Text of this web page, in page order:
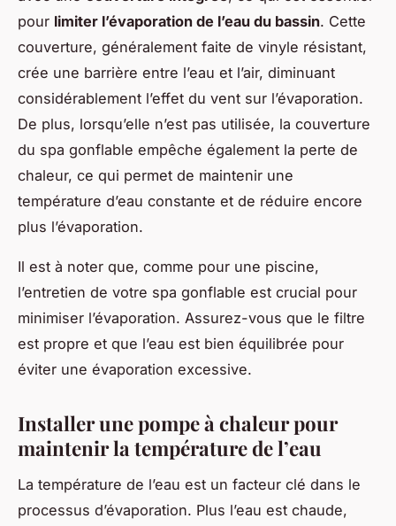
pour limiter l’évaporation de l’eau du bassin. Cette
couverture, généralement faite de vinyle résistant,
crée une barrière entre l’eau et l’air, diminuant
considérablement l’effet du vent sur l’évaporation.
De plus, lorsqu’elle n’est pas utilisée, la couverture
du spa gonflable empêche également la perte de
chaleur, ce qui permet de maintenir une
température d’eau constante et de réduire encore
plus l’évaporation.
Il est à noter que, comme pour une piscine,
l’entretien de votre spa gonflable est crucial pour
minimiser l’évaporation. Assurez-vous que le filtre
est propre et que l’eau est bien équilibrée pour
éviter une évaporation excessive.
Installer une pompe à chaleur pour
maintenir la température de l’eau
La température de l’eau est un facteur clé dans le
processus d’évaporation. Plus l’eau est chaude,